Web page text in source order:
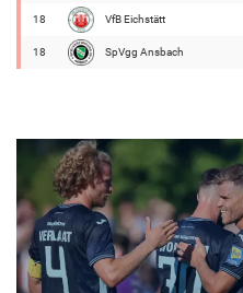
18 VfB Eichstätt
18 SpVgg Ansbach